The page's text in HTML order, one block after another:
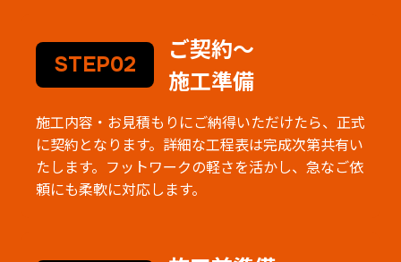
STEP02
ご契約～
施工準備
施工内容・お見積もりにご納得いただけたら、正式
に契約となります。詳細な工程表は完成次第共有い
たします。フットワークの軽さを活かし、急なご依
頼にも柔軟に対応します。